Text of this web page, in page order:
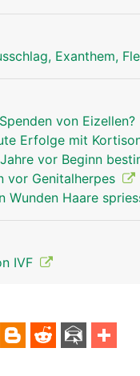
Exanthem,
von Eizellen?
Erfolge mit
vor Beginn
vor Genitalherpes
Wunden Haare
IVF